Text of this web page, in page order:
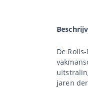
De
jaren